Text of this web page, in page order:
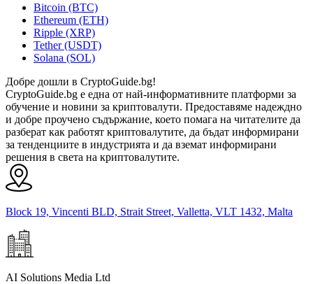
Bitcoin (BTC)
Ethereum (ETH)
Ripple (XRP)
Tether (USDT)
Solana (SOL)
Добре дошли в CryptoGuide.bg!
CryptoGuide.bg е една от най-информативните платформи за
обучение и новини за криптовалути. Предоставяме надеждно
и добре проучено съдържание, което помага на читателите да
разберат как работят криптовалутите, да бъдат информирани
за тенденциите в индустрията и да вземат информирани
решения в света на криптовалутите.
Block 19, Vincenti BLD, Strait Street, Valletta, VLT 1432, Malta
AI Solutions Media Ltd